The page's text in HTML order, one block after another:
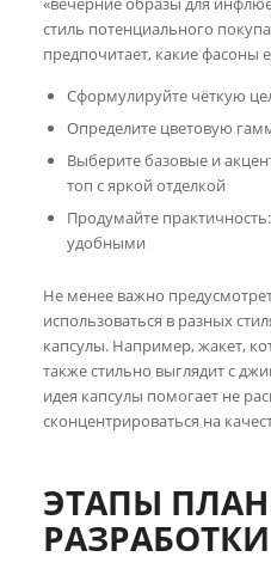
стиль потенциального
предпочитает, какие фасоны
Сформулируйте чёткую
Определите цветовую
Выберите базовые и
топ с яркой отделкой
Продумайте
удобными
Не менее важно
использоваться в разных
капсулы. Например, жакет,
также стильно выглядит с
идея капсулы помогает не
сконцентрироваться на
ЭТАПЫ
РАЗРАБОТКИ